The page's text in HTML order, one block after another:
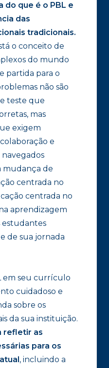
do que é o PBL e
das
tradicionais.
o conceito de
do mundo
partida para o
não são
teste que
mas
exigem
e
navegados
mudança de
centrada no
centrada no
aprendizagem
estudantes
de sua jornada
em seu currículo
cuidadoso e
sobre os
da sua instituição.
refletir as
para os
, incluindo a